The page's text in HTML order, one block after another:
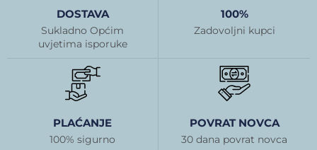
DOSTAVA
Sukladno Općim
uvjetima isporuke
100%
Zadovoljni kupci
PLAĆANJE
100% sigurno
POVRAT NOVCA
30 dana povrat novca